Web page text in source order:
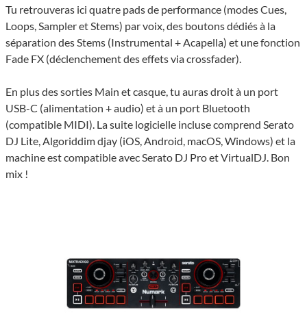
Tu retrouveras ici quatre pads de performance (modes Cues,
Loops, Sampler et Stems) par voix, des boutons dédiés à la
séparation des Stems (Instrumental + Acapella) et une fonction
Fade FX (déclenchement des effets via crossfader).
En plus des sorties Main et casque, tu auras droit à un port
USB-C (alimentation + audio) et à un port Bluetooth
(compatible MIDI). La suite logicielle incluse comprend Serato
DJ Lite, Algoriddim djay (iOS, Android, macOS, Windows) et la
machine est compatible avec Serato DJ Pro et VirtualDJ. Bon
mix !